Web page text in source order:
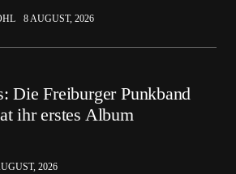
8 AUGUST, 2026
Die Freiburger Punkband
ihr erstes Album
2026